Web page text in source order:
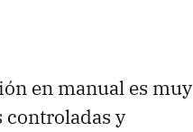
en manual es muy
controladas y